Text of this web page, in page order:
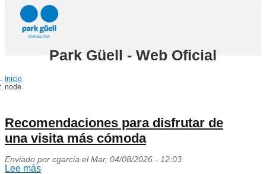
principal
Park Güell - Web Oficial
Inicio
node
Recomendaciones para disfrutar de
una visita más cómoda
Enviado por cgarcia el Mar, 04/08/2026 - 12:03
Lee más